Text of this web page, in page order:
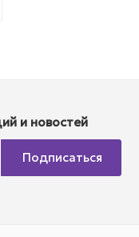
и новостей
Подписаться